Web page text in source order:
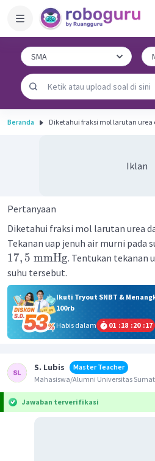
Beranda Diketahui fraksi mol larutan urea
Iklan
Pertanyaan
Diketahui fraksi mol larutan urea
Tekanan uap jenuh air murni pada
17, 5 mmHg. Tentukan tekanan
suhu tersebut.
Ikuti Tryout SNBT &
100rb
Habis dalam
01 :18 :20 :17
S. Lubis
Master Teacher
Mahasiswa/Alumni Universitas
Jawaban terverifikasi